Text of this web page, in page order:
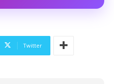
Twitter